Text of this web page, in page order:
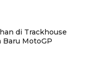
di Trackhouse
Baru MotoGP